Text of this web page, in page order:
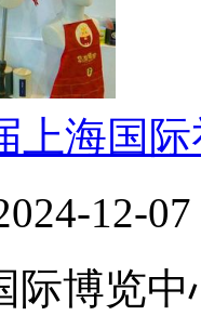
上海国
12-07
际博览中